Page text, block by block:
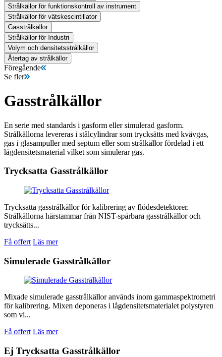
Strålkällor för funktionskontroll av instrument
Strålkällor för vätskescintillator
Gasstrålkällor
Strålkällor för Industri
Volym och densitetsstrålkällor
Återtag av strålkällor
Föregående
Se fler
Gasstrålkällor
En serie med standards i gasform eller simulerad gasform.
Strålkällorna levereras i stålcylindrar som trycksätts med kvävgas,
gas i glasampuller med septum eller som strålkällor fördelad i ett
lågdensitetsmaterial vilket som simulerar gas.
Trycksatta Gasstrålkällor
Trycksatta gasstrålkällor för kalibrering av flödesdetektorer.
Strålkällorna härstammar från NIST-spårbara gasstrålkällor och
trycksätts...
Få offert Läs mer
Simulerade Gasstrålkällor
Mixade simulerade gasstrålkällor används inom gammaspektrometri
för kalibrering. Mixen deponeras i lågdensitetsmaterialet polystyren
som vi...
Få offert Läs mer
Ej Trycksatta Gasstrålkällor